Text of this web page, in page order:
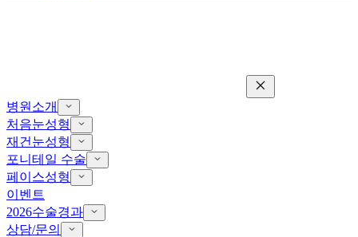
병원소개
처음눈성형
재건눈성형
포니테일 수술
페이스성형
이벤트
2026수술경과
상담/문의